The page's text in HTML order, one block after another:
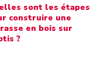
sont les étapes
construire une
en bois sur
?